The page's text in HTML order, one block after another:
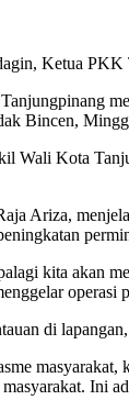
Ketua
Bincen,
Wali Kota
Ariza,
kita akan
operasi
di
Ini